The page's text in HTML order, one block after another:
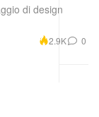
di design
2.9K 0